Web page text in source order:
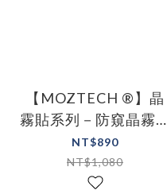
【MOZTECH ®】晶
霧貼系列－防窺晶霧貼
iPhone
15/14/13/12/11/XR
全系列
NT$890
NT$1,080